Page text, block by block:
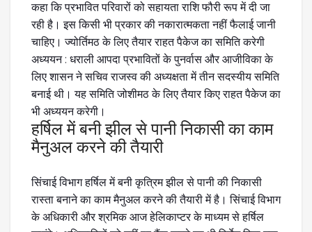
कहा कि प्रभावित परिवारों को सहायता राशि फौरी रूप में दी जा
रही है। इस किसी भी प्रकार की नकारात्मकता नहीं फैलाई जानी
चाहिए। ज्योर्तिमठ के लिए तैयार राहत पैकेज का समिति करेगी
अध्ययन : धराली आपदा प्रभावितों के पुनर्वास और आजीविका के
लिए शासन ने सचिव राजस्व की अध्यक्षता में तीन सदस्यीय समिति
बनाई थी। यह समिति जोशीमठ के लिए तैयार किए राहत पैकेज का
भी अध्ययन करेगी।
हर्षिल में बनी झील से पानी निकासी का काम
मैनुअल करने की तैयारी
सिंचाई विभाग हर्षिल में बनी कृत्रिम झील से पानी की निकासी
रास्ता बनाने का काम मैनुअल करने की तैयारी में है। सिंचाई विभाग
के अधिकारी और श्रमिक आज हेलिकाप्टर के माध्यम से हर्षिल